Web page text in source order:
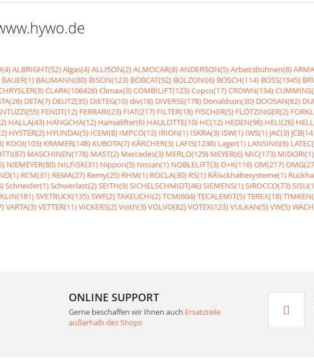
ALBRIGHT(52)Algas(4)ALLISON(2)ALMOCAR(8)ANDERSON(5)Arbeitsbühnen(8)
BAUER(1) BAUMANN(80) BISON(123) BOBCAT(92) BOLZONI(6) BOSCH(114) BOSS(1945)
CLARK(106426)Climax(3)COMBILIFT(123)Copco(17)CROWN(134)
DETA(7) DEUTZ(35) DIETEG(10)div(18) DIVERSE(178) Donaldson(30) DOOSAN(82)
FENDT(12) FERRARI(23) FIAT(217) FILTER(18) FISCHER(5) FLÖTZINGER(2)
HALLA(43) HANGCHA(12) Hanselifter(6) HAULOTTE(10) HC(12) HEDEN(96) HELI(26)
HYSTER(2) HYUNDAI(5) ICEM(8) IMPCO(13) IRION(1) ISKRA(3) ISW(1) IWS(1) JAC(3)
KOOI(103) KRAMER(148) KUBOTA(7) KÃRCHER(3) LAFIS(1238) Lager(1) LANSING(6)
MASCHINEN(178) MAST(2) Mercedes(3) MERLO(129) MEYER(6) MIC(173) MIDORI(1)
NIEMEYER(80) NILFISK(31) Nippon(5) Nissan(1) NOBLELIFT(3)O+K(116)OM(217)
RCM(31) REMA(27) Remy(25) RHM(1) ROCLA(30) RS(1) RÃ¼ckhaltesysteme(1)
Schneider(1)Schwerlast(2)SEITH(9)SICHELSCHMIDT(46)SIEMENS(1)SIROCCO(73)
SVETRUCK(135)SWF(2)TAKEUCHI(2)TCM(604)TECALEMIT(5)TEREX(18)
VARTA(3)VETTER(11)VICKERS(2)Voith(3)VOLVO(82)VOTEX(123)VULKAN(5)VW(5)
ONLINE SUPPORT
Gerne beschaffen wir Ihnen auch Ersatzteile
außerhalb des Shops